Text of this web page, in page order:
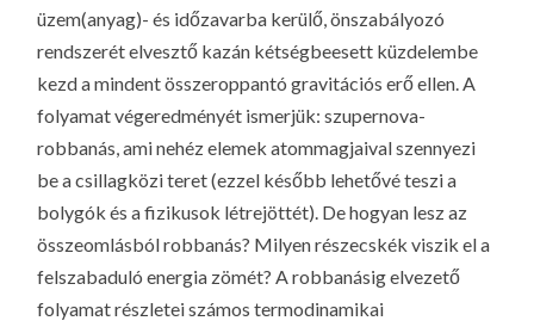
üzem(anyag)- és időzavarba kerülő, önszabályozó
rendszerét elvesztő kazán kétségbeesett küzdelembe
kezd a mindent összeroppantó gravitációs erő ellen. A
folyamat végeredményét ismerjük: szupernova-
robbanás, ami nehéz elemek atommagjaival szennyezi
be a csillagközi teret (ezzel később lehetővé teszi a
bolygók és a fizikusok létrejöttét). De hogyan lesz az
összeomlásból robbanás? Milyen részecskék viszik el a
felszabaduló energia zömét? A robbanásig elvezető
folyamat részletei számos termodinamikai